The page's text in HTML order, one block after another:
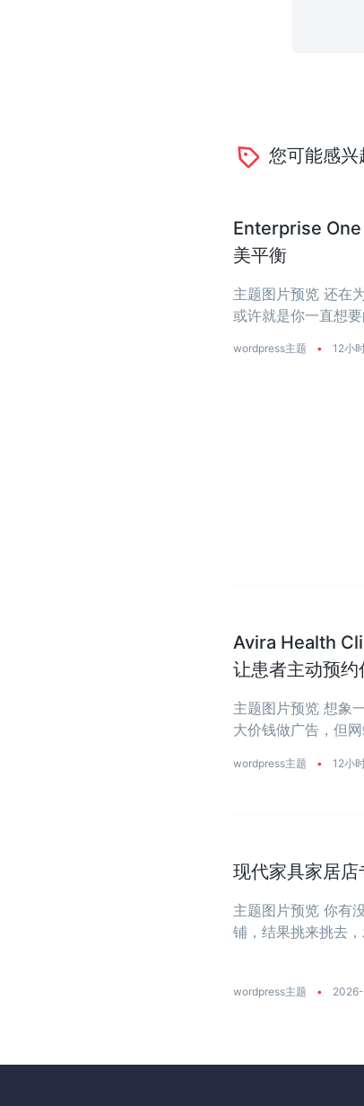
您可能感兴
Enterprise One
美平衡
主题图片预览 还在
或许就是你一直想
wordpress主题 • 12小
Avira Health
让患者主动预约
主题图片预览 想象
大价钱做广告，但
wordpress主题 • 12小
现代家具家居
主题图片预览 你有
铺，结果挑来挑去
wordpress主题 •